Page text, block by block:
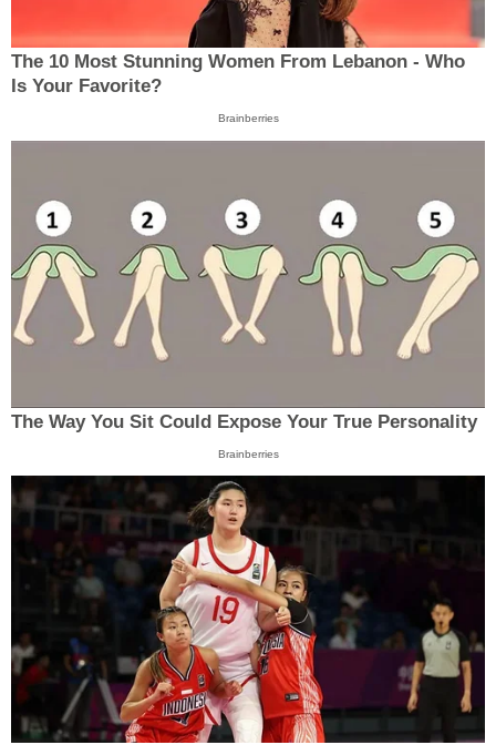
The 10 Most Stunning Women From Lebanon - Who
Is Your Favorite?
Brainberries
The Way You Sit Could Expose Your True Personality
Brainberries